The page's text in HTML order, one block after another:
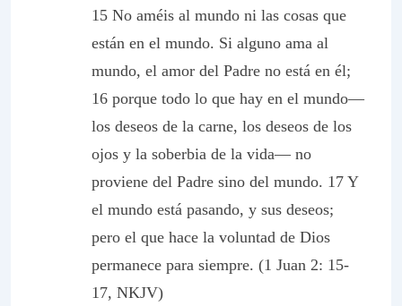
15 No améis al mundo ni las cosas que
están en el mundo. Si alguno ama al
mundo, el amor del Padre no está en él;
16 porque todo lo que hay en el mundo—
los deseos de la carne, los deseos de los
ojos y la soberbia de la vida— no
proviene del Padre sino del mundo. 17 Y
el mundo está pasando, y sus deseos;
pero el que hace la voluntad de Dios
permanece para siempre. (1 Juan 2: 15-
17, NKJV)